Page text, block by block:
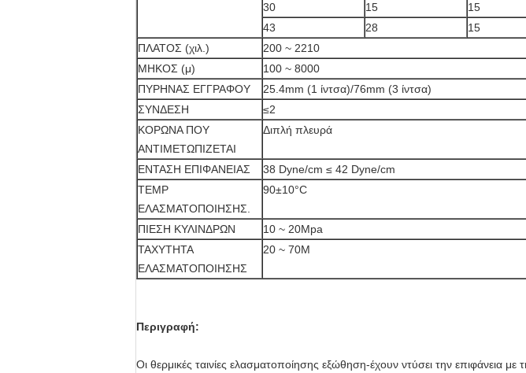
30
15
15
43
28
15
ΠΛΑΤΟΣ (χιλ.)
200 ~ 2210
ΜΗΚΟΣ (μ)
100 ~ 8000
ΠΥΡΗΝΑΣ ΕΓΓΡΑΦΟΥ
25.4mm (1 ίντσα)/76mm (3 ίντσα)
ΣΥΝΔΕΣΗ
≤2
ΚΟΡΩΝΑ ΠΟΥ
ΑΝΤΙΜΕΤΩΠΙΖΕΤΑΙ
Διπλή πλευρά
ΕΝΤΑΣΗ ΕΠΙΦΑΝΕΙΑΣ
38 Dyne/cm ≤ 42 Dyne/cm
TEMP
ΕΛΑΣΜΑΤΟΠΟΙΗΣΗΣ.
90±10°C
ΠΙΕΣΗ ΚΥΛΙΝΔΡΩΝ
10 ~ 20Mpa
ΤΑΧΥΤΗΤΑ
ΕΛΑΣΜΑΤΟΠΟΙΗΣΗΣ
20 ~ 70M
Περιγραφή:
Οι θερμικές ταινίες ελασματοποίησης εξώθηση-έχουν ντύσει την επιφάνεια